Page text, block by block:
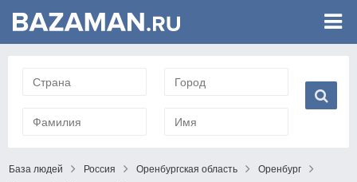
База людей Россия Оренбургская область
Оренбург